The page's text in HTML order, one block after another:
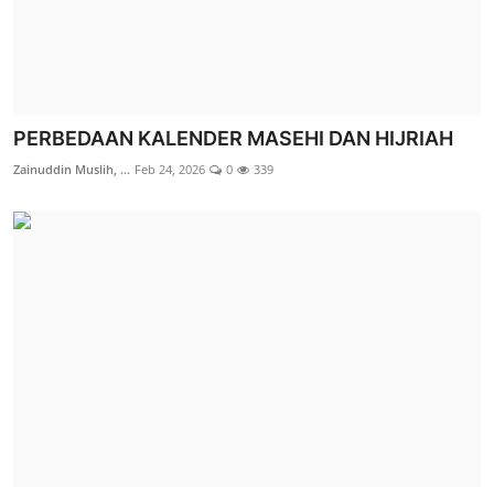
PERBEDAAN KALENDER MASEHI DAN HIJRIAH
Zainuddin Muslih, ... Feb 24, 2026 0 339